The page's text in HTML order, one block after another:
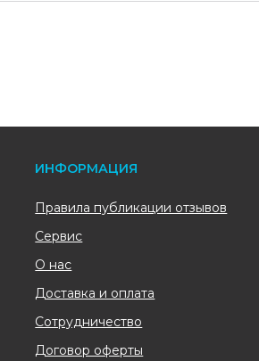
ИНФОРМАЦИЯ
Правила публикации отзывов
Сервис
О нас
Доставка и оплата
Сотрудничество
Договор оферты